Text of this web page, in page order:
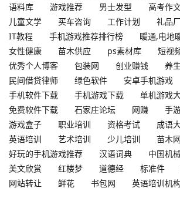
语料库
游戏推荐 男士发型 高考作
儿童文学
买车咨询 工作计划 礼品厂
IT教程
手机游戏推荐排行榜
暖通,电地
女性健康
苗木供应 ps素材库
短视
优秀个人博客
包装网 创业赚钱
养生
民间借贷律师
绿色软件
安卓手机游戏
手机软件下载
手机游戏下载
单机游戏
免费软件下载
石家庄论坛 网赚
手
游戏盒子
职业培训 资格考试
成语
英语培训
艺术培训 少儿培训 苗木网
好玩的手机游戏推荐
汉语词典
中国机
美文欣赏
红楼梦 道德经 标准件
网站转让
鲜花 书包网 英语培训机